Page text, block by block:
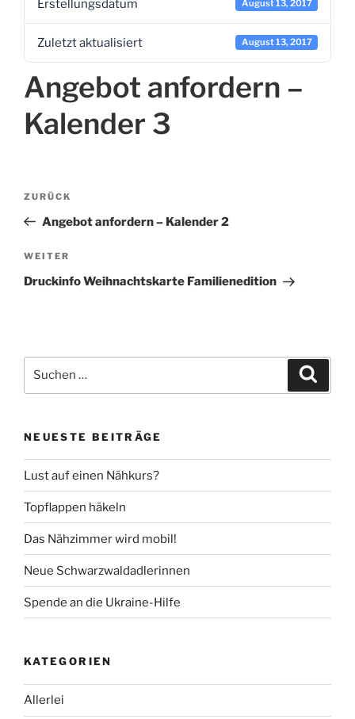
Erstel­lungs­da­tum August 13, 2017
Zuletzt aktua­li­siert August 13, 2017
Angebot anfordern –
Kalender 3
Beitragsnavigation
Vorheriger
Beitrag
ZURÜCK
Angebot anfordern – Kalender 2
Nächster
Beitrag
WEITER
Druckinfo Weihnachtskarte Familienedition
nach:
NEUESTE BEITRÄGE
Lust auf einen Nähkurs?
Topflappen häkeln
Das Nähzimmer wird mobil!
Neue Schwarzwaldadlerinnen
Spende an die Ukraine-Hilfe
KATEGORIEN
Allerlei